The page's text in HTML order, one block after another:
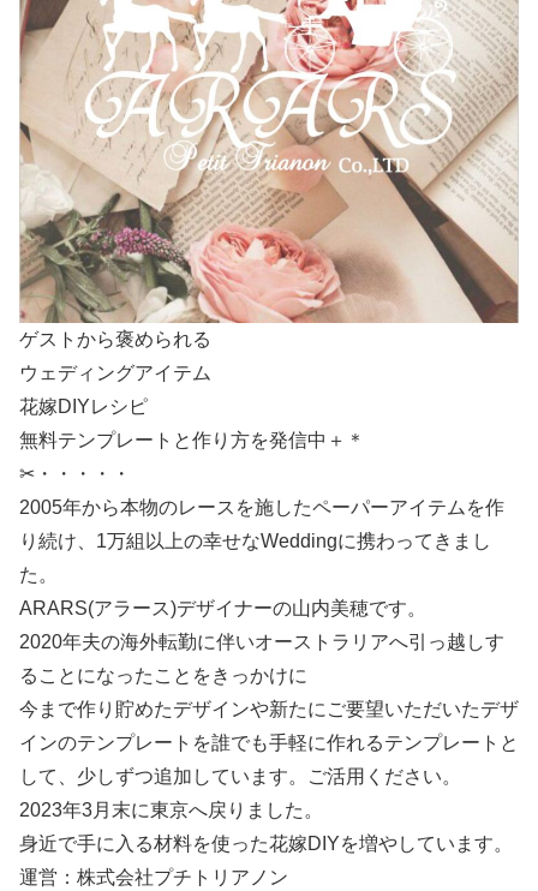
ゲストから褒められる
ウェディングアイテム
花嫁DIYレシピ
無料テンプレートと作り方を発信中＋＊
✂・・・・・
2005年から本物のレースを施したペーパーアイテムを作
り続け、1万組以上の幸せなWeddingに携わってきまし
た。
ARARS(アラース)デザイナーの山内美穂です。
2020年夫の海外転勤に伴いオーストラリアへ引っ越しす
ることになったことをきっかけに
今まで作り貯めたデザインや新たにご要望いただいたデザ
インのテンプレートを誰でも手軽に作れるテンプレートと
して、少しずつ追加しています。ご活用ください。
2023年3月末に東京へ戻りました。
身近で手に入る材料を使った花嫁DIYを増やしています。
運営：株式会社プチトリアノン